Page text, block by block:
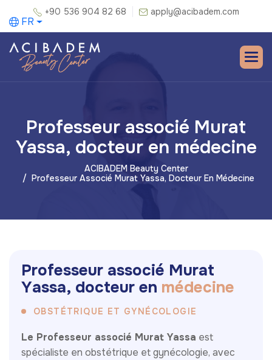
+90 536 904 82 68 apply@acibadem.com
FR
Professeur associé Murat
Yassa, docteur en médecine
ACIBADEM Beauty Center
Professeur Associé Murat Yassa, Docteur En Médecine
Professeur associé Murat
Yassa, docteur en médecine
OBSTÉTRIQUE ET GYNÉCOLOGIE
Le Professeur associé Murat Yassa est
spécialiste en obstétrique et gynécologie, avec